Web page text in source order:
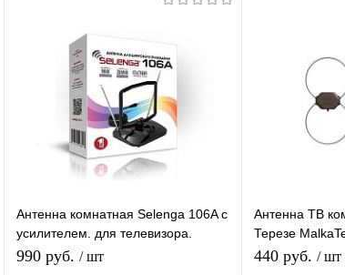
Купить в 1 клик К сравнению
В избранное В наличии
Купить в 1
В избранное
Антенна комнатная Selenga 106A с
усилителем. для телевизора.
активная. для дома. для дачи
990 руб. / шт
Антенна ТВ
Терезе
DVB-T2
440 руб. / шт